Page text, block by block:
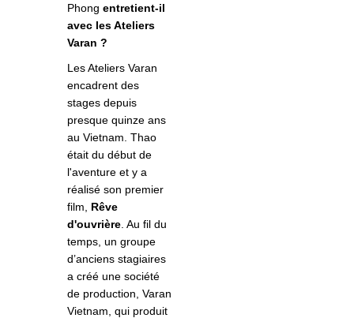
Phong entretient-il
avec les Ateliers
Varan ?
Les Ateliers Varan
encadrent des
stages depuis
presque quinze ans
au Vietnam. Thao
était du début de
l'aventure et y a
réalisé son premier
film, Rêve
d'ouvrière . Au fil du
temps, un groupe
d’anciens stagiaires
a créé une société
de production, Varan
Vietnam, qui produit